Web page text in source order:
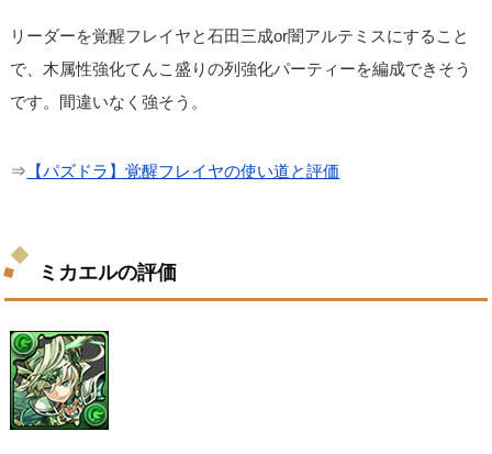
リーダーを覚醒フレイヤと石田三成or闇アルテミスにすること
で、木属性強化てんこ盛りの列強化パーティーを編成できそう
です。間違いなく強そう。
⇒ 【パズドラ】覚醒フレイヤの使い道と評価
ミカエルの評価